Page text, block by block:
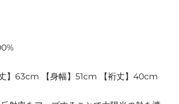
】63cm 【身幅】51cm 【裄丈】40cm